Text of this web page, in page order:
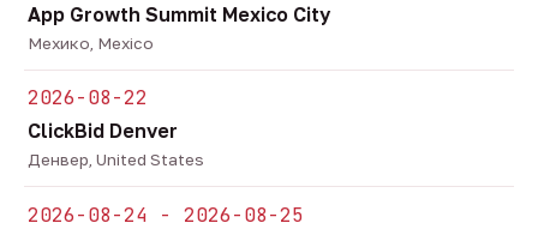
App Growth Summit Mexico City
Мехико, Mexico
2026-08-22
ClickBid Denver
Денвер, United States
2026-08-24 - 2026-08-25